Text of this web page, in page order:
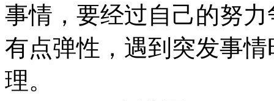
事情，要经过自己的努
有点弹性，遇到突发事
理。